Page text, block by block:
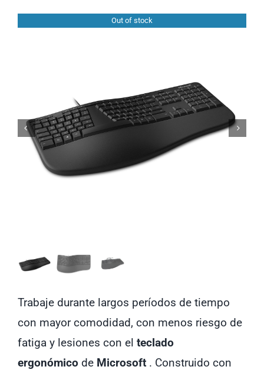
Out of stock
Trabaje durante largos períodos de tiempo
con mayor comodidad, con menos riesgo de
fatiga y lesiones con el teclado
ergonómico de Microsoft. Construido con